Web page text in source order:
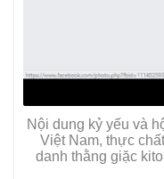
Nội dung kỷ yếu và
Việt Nam, thực
danh thằng giặc